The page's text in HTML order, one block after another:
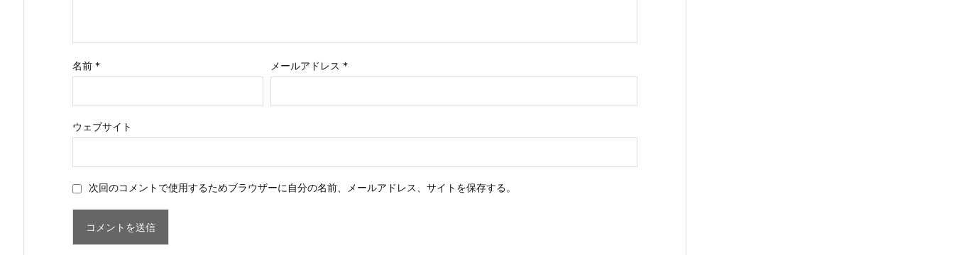
名前 * メールアドレス *
ウェブサイト
次回のコメントで使用するためブラウザーに自分の名前、メールアドレス、サイトを保存する。